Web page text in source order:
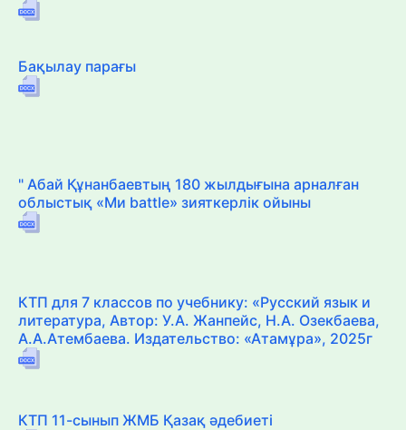
Бақылау парағы
" Абай Құнанбаевтың 180 жылдығына арналған
облыстық «Ми battle» зияткерлік ойыны
КТП для 7 классов по учебнику: «Русский язык и
литература, Автор: У.А. Жанпейс, Н.А. Озекбаева,
А.А.Атембаева. Издательство: «Атамұра», 2025г
КТП 11-сынып ЖМБ Қазақ әдебиеті